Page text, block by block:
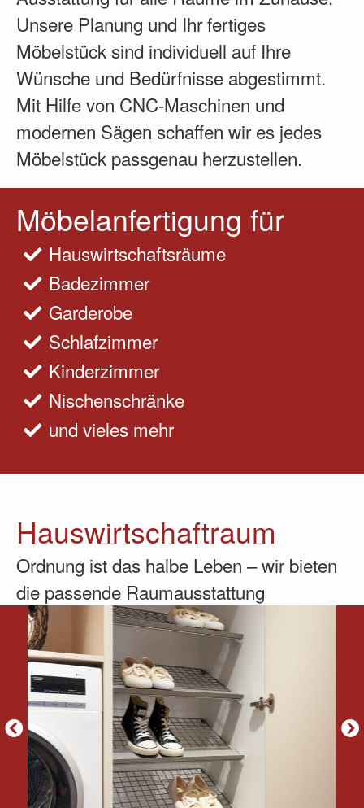
Unsere Planung und Ihr fertiges
Möbelstück sind individuell auf Ihre
Wünsche und Bedürfnisse abgestimmt.
Mit Hilfe von CNC-Maschinen und
modernen Sägen schaffen wir es jedes
Möbelstück passgenau herzustellen.
Möbelanfertigung für
Hauswirtschaftsräume
Badezimmer
Garderobe
Schlafzimmer
Kinderzimmer
Nischenschränke
und vieles mehr
Hauswirtschaftraum
Ordnung ist das halbe Leben – wir bieten
die passende Raumausstattung